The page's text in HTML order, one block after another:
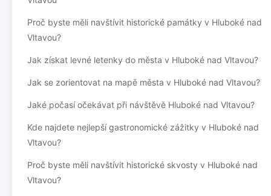
Proč byste měli navštívit historické památky v Hluboké nad
Vltavou?
Jak získat levné letenky do města v Hluboké nad Vltavou?
Jak se zorientovat na mapě města v Hluboké nad Vltavou?
Jaké počasí očekávat při návštěvě Hluboké nad Vltavou?
Kde najdete nejlepší gastronomické zážitky v Hluboké nad
Vltavou?
Proč byste měli navštívit historické skvosty v Hluboké nad
Vltavou?